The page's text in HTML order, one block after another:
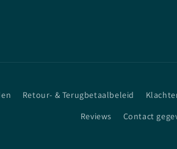
Retour- & Terugbetaalbeleid
Reviews
Contact